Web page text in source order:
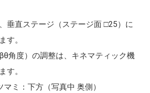
垂直ステージ（ステージ面 □25）に
す。
角度）の調整は、キネマティック機
す。
ミ：下方（写真中 奥側）